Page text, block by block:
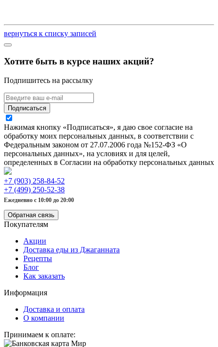
вернуться к списку записей
Хотите быть в курсе наших акций?
Подпишитесь на рассылку
Подписаться
Нажимая кнопку «Подписаться», я даю свое согласие на
обработку моих персональных данных, в соответствии с
Федеральным законом от 27.07.2006 года №152-ФЗ «О
персональных данных», на условиях и для целей,
определенных в Согласии на обработку персональных данных
+7 (903) 258-84-52
+7 (499) 250-52-38
Ежедневно с 10:00 до 20:00
Обратная связь
Покупателям
Акции
Доставка еды из Джаганната
Рецепты
Блог
Как заказать
Информация
Доставка и оплата
О компании
Принимаем к оплате: